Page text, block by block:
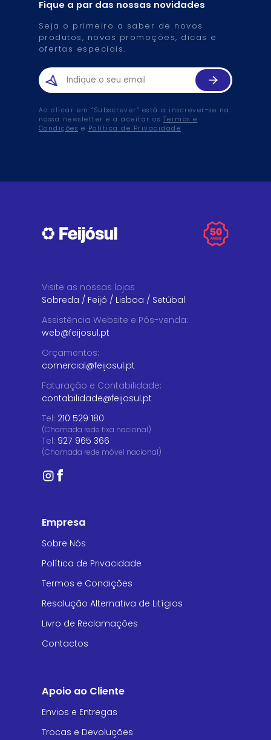
Fique a par das nossas novidades
Seja o primeiro a saber de novos
produtos, novas promoções, dicas e
ofertas especiais.
Ao clicar em “Subscrever” está a inscrever-se na
nossa newsletter e a aceitar os Termos e
Condições e Política de Privacidade.
Visite as nossas lojas
Sobreda / Feijó / Lisboa / Setúbal
Assistência Website e Pós-venda:
web@feijosul.pt
Orçamentos:
comercial@feijosul.pt
Faturação e Contabilidade:
contabilidade@feijosul.pt
Tel: 210 529 180
(Chamada rede fixa nacional)
Tel: 927 965 366
(Chamada rede móvel nacional)
Empresa
Sobre Nós
Política de Privacidade
Termos e Condições
Resolução Alternativa de Litígios
Livro de Reclamações
Contactos
Apoio ao Cliente
Envios e Entregas
Trocas e Devoluções